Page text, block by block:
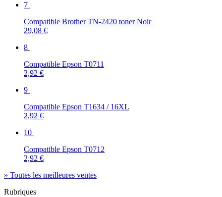
7
Compatible Brother TN-2420 toner Noir
29,08 €
8
Compatible Epson T0711
2,92 €
9
Compatible Epson T1634 / 16XL
2,92 €
10
Compatible Epson T0712
2,92 €
» Toutes les meilleures ventes
Rubriques